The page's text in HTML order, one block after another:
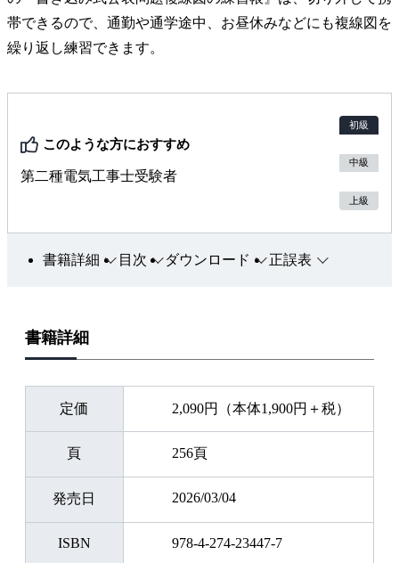
帯できるので、通勤や通学途中、お昼休みなどにも複線図を
繰り返し練習できます。
このような方におすすめ
第二種電気工事士受験者
初級
中級
上級
書籍詳細 目次 ダウンロード 正誤表
書籍詳細
定価 2,090円（本体1,900円＋税）
頁 256頁
発売日 2026/03/04
ISBN 978-4-274-23447-7